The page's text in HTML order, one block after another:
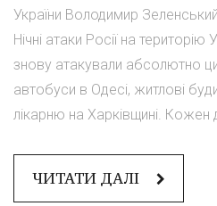
України Володимир
Нічні атаки Росії на територію
знову атакували абсолютно
автобуси в Одесі, житлові
лікарню на Харківщині. Кожен
ЧИТАТИ ДАЛІ